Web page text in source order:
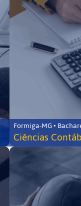
Formiga-MG •
Ciências